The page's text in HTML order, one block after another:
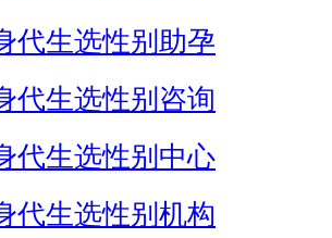
代生选性别助孕
代生选性别咨询
代生选性别中心
代生选性别机构